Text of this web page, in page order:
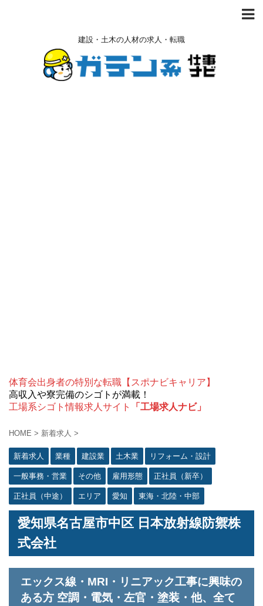
建設・土木の人材の求人・転職
体育会出身者の特別な転職【スポナビキャリア】
高収入や寮完備のシゴトが満載！
工場系シゴト情報求人サイト
「工場求人ナビ」
HOME > 新着求人 >
新着求人 業種 建設業 土木業 リフォーム・設計
一般事務・営業 その他 雇用形態 正社員（新卒）
正社員（中途） エリア 愛知 東海・北陸・中部
愛知県名古屋市中区 日本放射線防禦株
式会社
エックス線・MRI・リニアック工事に興味の
ある方 空調・電気・左官・塗装・他、全て